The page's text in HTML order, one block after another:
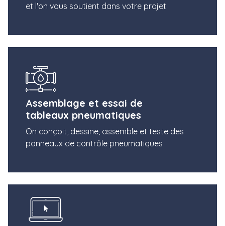
et l'on vous soutient dans votre projet
Assemblage et essai de
tableaux pneumatiques
On conçoit, dessine, assemble et teste des
panneaux de contrôle pneumatiques